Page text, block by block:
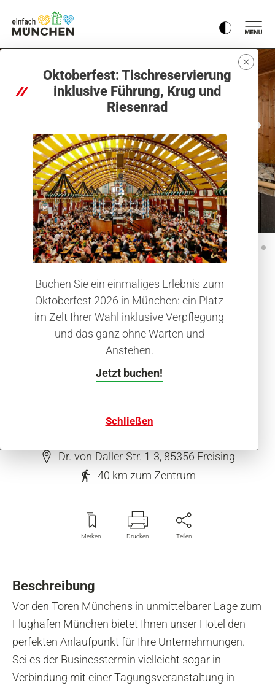
Oktoberfest: Tischreservierung
inklusive Führung, Krug und
Riesenrad
Buchen Sie ein einmaliges Erlebnis zum
Oktoberfest 2026 in München: ein Platz
im Zelt Ihrer Wahl inklusive Verpflegung
und das ganz ohne Warten und
Anstehen.
Jetzt buchen!
Schließen
3 4 5 6 7 8 9 10 11 12 13 14 15 16 17 18 19 20 21 25
Hotel
Mercure Hotel München
Freising Airport
Hotelkategorie (****
Selbsteinschätzung
Dr.-von-Daller-Str. 1-3, 85356 Freising
40 km zum Zentrum
Merken Drucken Teilen
Beschreibung
Vor den Toren Münchens in unmittelbarer Lage zum
Flughafen München bietet Ihnen unser Hotel den
perfekten Anlaufpunkt für Ihre Unternehmungen.
Sei es der Businesstermin vielleicht sogar in
Verbindung mit einer Tagungsveranstaltung in